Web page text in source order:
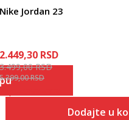
Nike Jordan 23
2.449,30 RSD
3.499,00RSD
5.399,00RSD
Dodajte u